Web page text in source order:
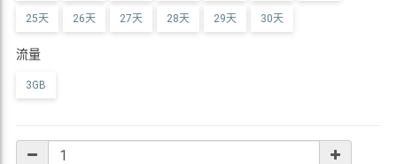
25天 26天 27天 28天 29天 30天
流量
3GB